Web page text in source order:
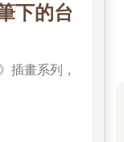
宛綺，兩人離靜芳
還在狀態裡。）
不一樣了？
其技。）
下的台
插畫系列，